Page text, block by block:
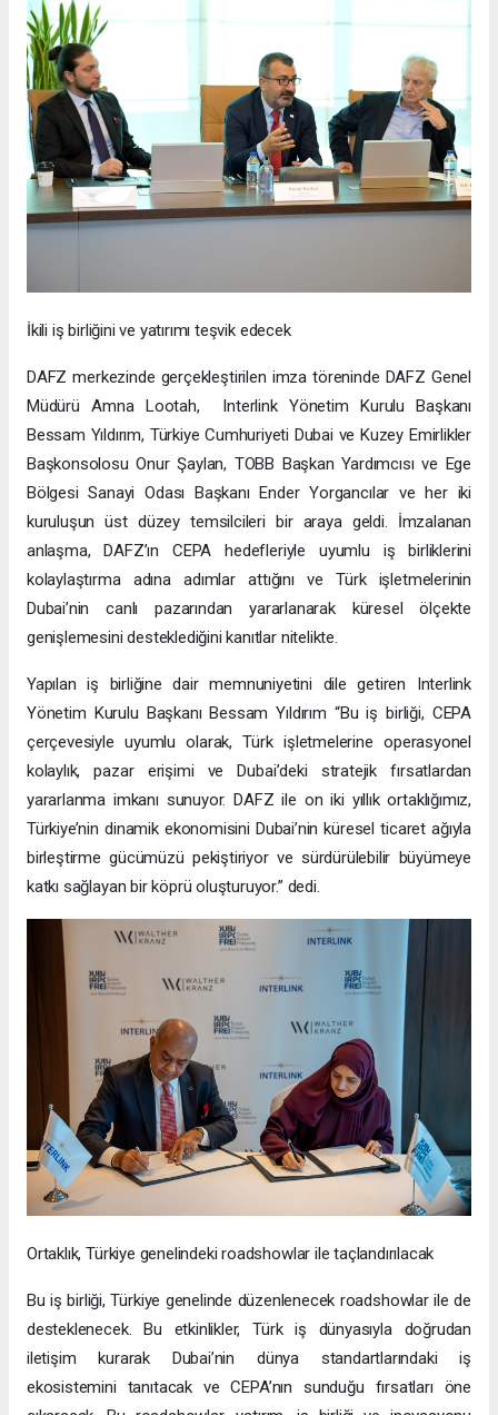
İkili iş birliğini ve yatırımı teşvik edecek
DAFZ merkezinde gerçekleştirilen imza töreninde DAFZ Genel
Müdürü Amna Lootah, Interlink Yönetim Kurulu Başkanı
Bessam Yıldırım, Türkiye Cumhuriyeti Dubai ve Kuzey Emirlikler
Başkonsolosu Onur Şaylan, TOBB Başkan Yardımcısı ve Ege
Bölgesi Sanayi Odası Başkanı Ender Yorgancılar ve her iki
kuruluşun üst düzey temsilcileri bir araya geldi. İmzalanan
anlaşma, DAFZ’ın CEPA hedefleriyle uyumlu iş birliklerini
kolaylaştırma adına adımlar attığını ve Türk işletmelerinin
Dubai’nin canlı pazarından yararlanarak küresel ölçekte
genişlemesini desteklediğini kanıtlar nitelikte.
Yapılan iş birliğine dair memnuniyetini dile getiren Interlink
Yönetim Kurulu Başkanı Bessam Yıldırım “Bu iş birliği, CEPA
çerçevesiyle uyumlu olarak, Türk işletmelerine operasyonel
kolaylık, pazar erişimi ve Dubai’deki stratejik fırsatlardan
yararlanma imkanı sunuyor. DAFZ ile on iki yıllık ortaklığımız,
Türkiye’nin dinamik ekonomisini Dubai’nin küresel ticaret ağıyla
birleştirme gücümüzü pekiştiriyor ve sürdürülebilir büyümeye
katkı sağlayan bir köprü oluşturuyor.” dedi.
Ortaklık, Türkiye genelindeki roadshowlar ile taçlandırılacak
Bu iş birliği, Türkiye genelinde düzenlenecek roadshowlar ile de
desteklenecek. Bu etkinlikler, Türk iş dünyasıyla doğrudan
iletişim kurarak Dubai’nin dünya standartlarındaki iş
ekosistemini tanıtacak ve CEPA’nın sunduğu fırsatları öne